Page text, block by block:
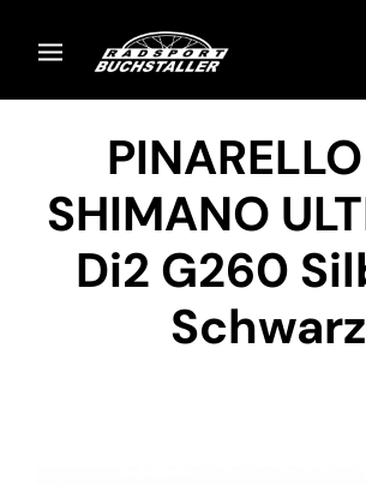
SHIMANO
Di2 G260
Schwarz